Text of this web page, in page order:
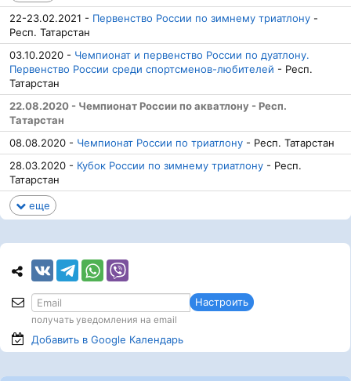
22-23.02.2021 - Первенство России по зимнему триатлону -
Респ. Татарстан
03.10.2020 - Чемпионат и первенство России по дуатлону.
Первенство России среди спортсменов-любителей - Респ.
Татарстан
22.08.2020 - Чемпионат России по акватлону - Респ.
Татарстан
08.08.2020 - Чемпионат России по триатлону - Респ. Татарстан
28.03.2020 - Кубок России по зимнему триатлону - Респ.
Татарстан
еще
Настроить
получать уведомления на email
Добавить в Google Календарь